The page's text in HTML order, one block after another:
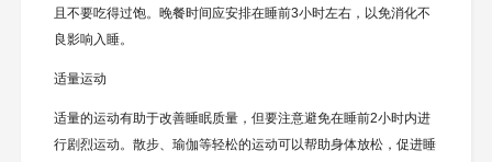
且不要吃得过饱。晚餐时间应安排在睡前3小时左右，以免消化不
良影响入睡。
适量运动
适量的运动有助于改善睡眠质量，但要注意避免在睡前2小时内进
行剧烈运动。散步、瑜伽等轻松的运动可以帮助身体放松，促进睡